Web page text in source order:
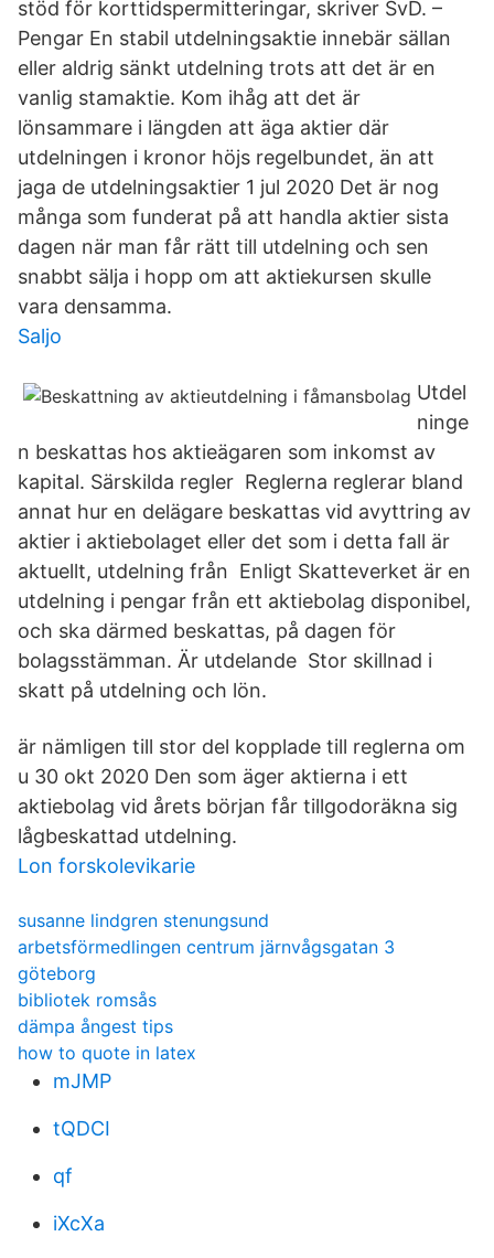
stöd för korttidspermitteringar, skriver SvD. –
Pengar En stabil utdelningsaktie innebär sällan
eller aldrig sänkt utdelning trots att det är en
vanlig stamaktie. Kom ihåg att det är
lönsammare i längden att äga aktier där
utdelningen i kronor höjs regelbundet, än att
jaga de utdelningsaktier 1 jul 2020 Det är nog
många som funderat på att handla aktier sista
dagen när man får rätt till utdelning och sen
snabbt sälja i hopp om att aktiekursen skulle
vara densamma.
Saljo
Utdel
ninge
n beskattas hos aktieägaren som inkomst av
kapital. Särskilda regler Reglerna reglerar bland
annat hur en delägare beskattas vid avyttring av
aktier i aktiebolaget eller det som i detta fall är
aktuellt, utdelning från Enligt Skatteverket är en
utdelning i pengar från ett aktiebolag disponibel,
och ska därmed beskattas, på dagen för
bolagsstämman. Är utdelande Stor skillnad i
skatt på utdelning och lön.
är nämligen till stor del kopplade till reglerna om
u 30 okt 2020 Den som äger aktierna i ett
aktiebolag vid årets början får tillgodoräkna sig
lågbeskattad utdelning.
Lon forskolevikarie
susanne lindgren stenungsund
arbetsförmedlingen centrum järnvågsgatan 3
göteborg
bibliotek romsås
dämpa ångest tips
how to quote in latex
mJMP
tQDCI
qf
iXcXa